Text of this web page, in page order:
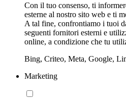
Con il tuo consenso, ti
esterne al nostro sito web e ti
A tal fine, confrontiamo i tuoi
seguenti fornitori esterni e
online, a condizione che tu
Bing, Criteo, Meta, Google,
Marketing